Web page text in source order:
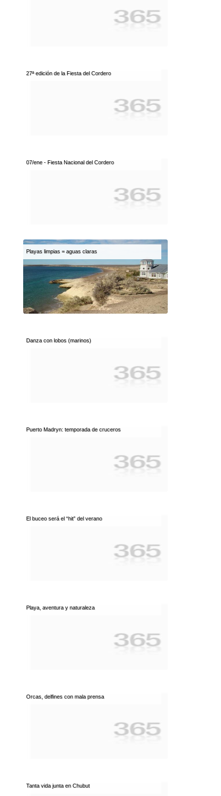
27ª edición de la Fiesta del Cordero
07/ene - Fiesta Nacional del Cordero
Playas limpias = aguas claras
Danza con lobos (marinos)
Puerto Madryn: temporada de cruceros
El buceo será el “hit” del verano
Playa, aventura y naturaleza
Orcas, delfines con mala prensa
Tanta vida junta en Chubut